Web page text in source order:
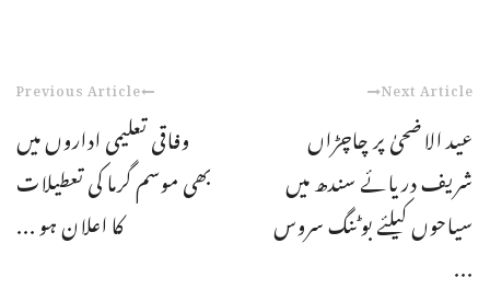
Previous Article
وفاقی تعلیمی اداروں میں
بھی موسم گرما کی تعطیلات
کا اعلان ہو ...
Next Article
عید الاضحیٰ پر چاچڑاں
شریف دریائے سندھ میں
سیاحوں کیلئے بوٹنگ سروس
...